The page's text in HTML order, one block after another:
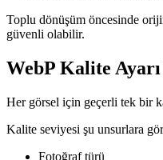
Toplu dönüşüm öncesinde
güvenli olabilir.
WebP Kalite
Her görsel için geçerli tek bir
Kalite seviyesi şu unsurlara
Fotoğraf türü